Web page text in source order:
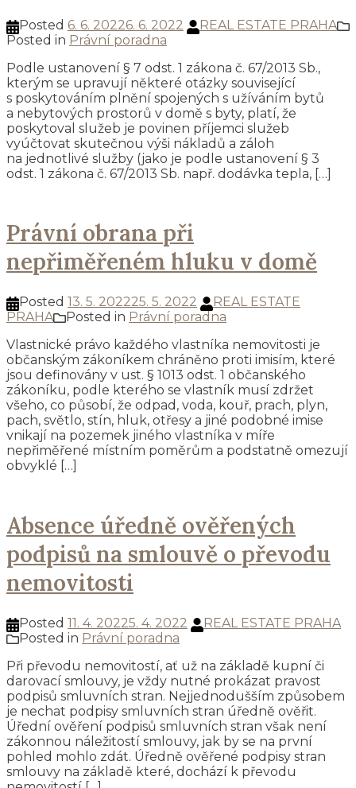
Posted 6. 6. 20226. 6. 2022
REAL ESTATE PRAHA
Posted in Právní poradna
Podle ustanovení § 7 odst. 1 zákona č. 67/2013 Sb.,
kterým se upravují některé otázky související
s poskytováním plnění spojených s užíváním bytů
a nebytových prostorů v domě s byty, platí, že
poskytoval služeb je povinen příjemci služeb
vyúčtovat skutečnou výši nákladů a záloh
na jednotlivé služby (jako je podle ustanovení § 3
odst. 1 zákona č. 67/2013 Sb. např. dodávka tepla, […]
Právní obrana při
nepřiměřeném hluku v domě
Posted 13. 5. 202225. 5. 2022
REAL ESTATE
PRAHA
Posted in Právní poradna
Vlastnické právo každého vlastníka nemovitosti je
občanským zákoníkem chráněno proti imisím, které
jsou definovány v ust. § 1013 odst. 1 občanského
zákoníku, podle kterého se vlastník musí zdržet
všeho, co působí, že odpad, voda, kouř, prach, plyn,
pach, světlo, stín, hluk, otřesy a jiné podobné imise
vnikají na pozemek jiného vlastníka v míře
nepřiměřené místním poměrům a podstatně omezují
obvyklé […]
Absence úředně ověřených
podpisů na smlouvě o převodu
nemovitosti
Posted 11. 4. 20225. 4. 2022
REAL ESTATE PRAHA
Posted in Právní poradna
Při převodu nemovitostí, ať už na základě kupní či
darovací smlouvy, je vždy nutné prokázat pravost
podpisů smluvních stran. Nejjednodušším způsobem
je nechat podpisy smluvních stran úředně ověřit.
Úřední ověření podpisů smluvních stran však není
zákonnou náležitostí smlouvy, jak by se na první
pohled mohlo zdát. Úředně ověřené podpisy stran
smlouvy na základě které, dochází k převodu